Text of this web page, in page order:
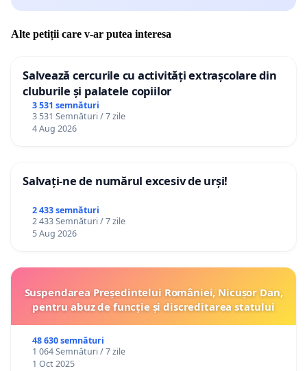
Alte petiții care v-ar putea interesa
Salvează cercurile cu activități extrașcolare din
cluburile și palatele copiilor
3 531 semnături
3 531 Semnături / 7 zile
4 Aug 2026
Salvați-ne de numărul excesiv de urși!
2 433 semnături
2 433 Semnături / 7 zile
5 Aug 2026
Suspendarea Președintelui României, Nicușor Dan,
pentru abuz de funcție și discreditarea statului
48 630 semnături
1 064 Semnături / 7 zile
1 Oct 2025